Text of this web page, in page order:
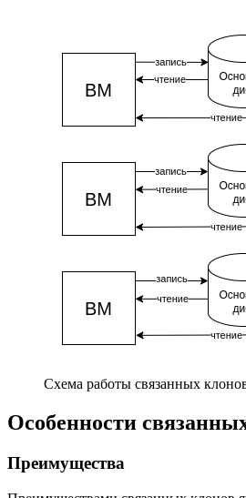
Схема работы связанных
Особенности
Преимущества